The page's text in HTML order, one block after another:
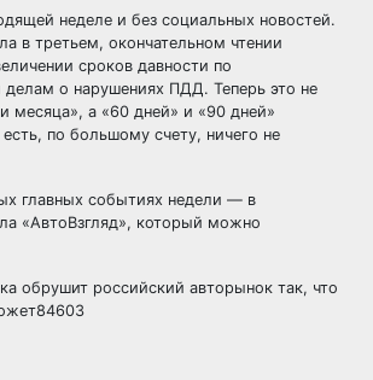
неделе и без социальных новостей.
в третьем, окончательном чтении
сроков давности по
о нарушениях ПДД. Теперь это не
месяца», а «60 дней» и «90 дней»
есть, по большому счету, ничего не
главных событиях недели — в
«АвтоВзгляд», который можно
обрушит российский авторынок так, что